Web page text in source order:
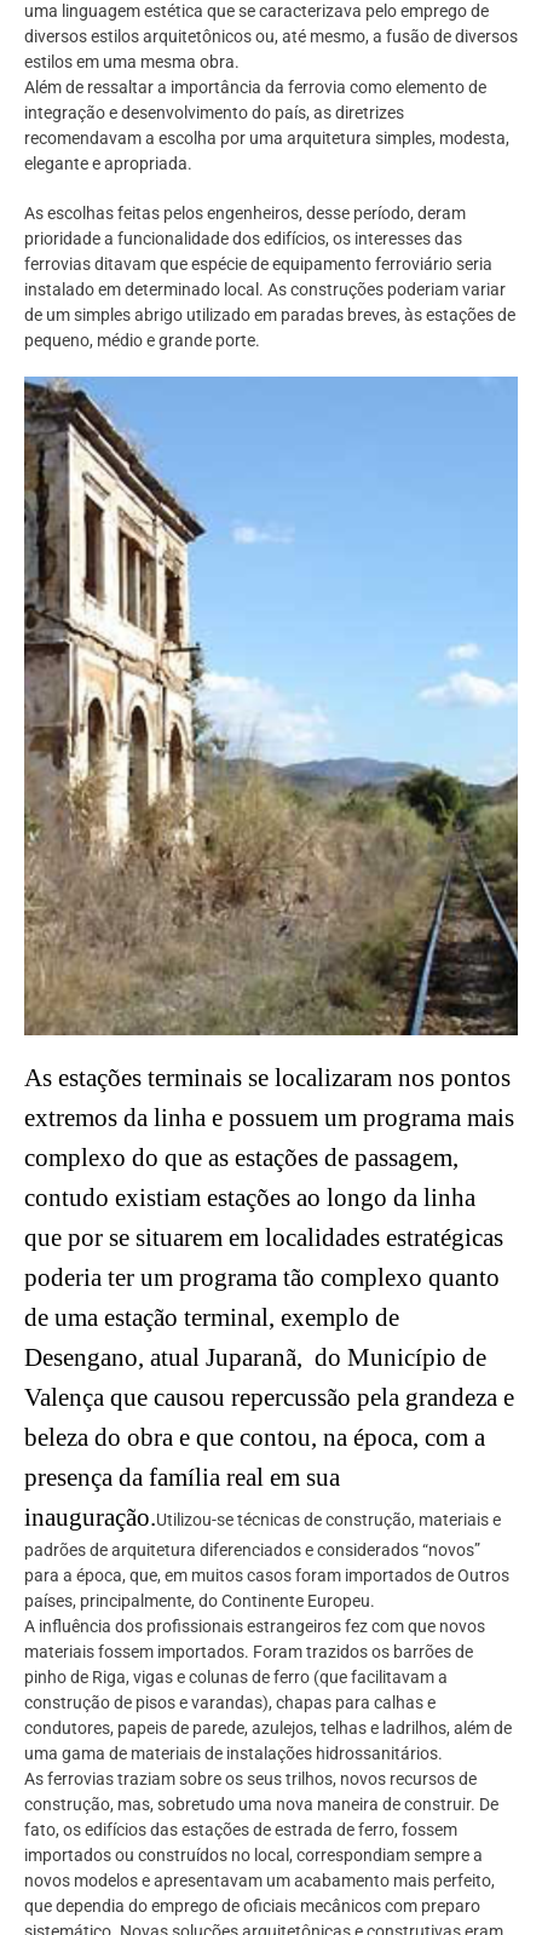
uma linguagem estética que se caracterizava pelo emprego de
diversos estilos arquitetônicos ou, até mesmo, a fusão de diversos
estilos em uma mesma obra.
Além de ressaltar a importância da ferrovia como elemento de
integração e desenvolvimento do país, as diretrizes
recomendavam a escolha por uma arquitetura simples, modesta,
elegante e apropriada.
As escolhas feitas pelos engenheiros, desse período, deram
prioridade a funcionalidade dos edifícios, os interesses das
ferrovias ditavam que espécie de equipamento ferroviário seria
instalado em determinado local. As construções poderiam variar
de um simples abrigo utilizado em paradas breves, às estações de
pequeno, médio e grande porte.
As estações terminais se localizaram nos pontos
extremos da linha e possuem um programa mais
complexo do que as estações de passagem,
contudo existiam estações ao longo da linha
que por se situarem em localidades estratégicas
poderia ter um programa tão complexo quanto
de uma estação terminal, exemplo de
Desengano, atual Juparanã, do Município de
Valença que causou repercussão pela grandeza e
beleza do obra e que contou, na época, com a
presença da família real em sua
inauguração.Utilizou-se técnicas de construção, materiais e
padrões de arquitetura diferenciados e considerados “novos”
para a época, que, em muitos casos foram importados de Outros
países, principalmente, do Continente Europeu.
A influência dos profissionais estrangeiros fez com que novos
materiais fossem importados. Foram trazidos os barrões de
pinho de Riga, vigas e colunas de ferro (que facilitavam a
construção de pisos e varandas), chapas para calhas e
condutores, papeis de parede, azulejos, telhas e ladrilhos, além de
uma gama de materiais de instalações hidrossanitários.
As ferrovias traziam sobre os seus trilhos, novos recursos de
construção, mas, sobretudo uma nova maneira de construir. De
fato, os edifícios das estações de estrada de ferro, fossem
importados ou construídos no local, correspondiam sempre a
novos modelos e apresentavam um acabamento mais perfeito,
que dependia do emprego de oficiais mecânicos com preparo